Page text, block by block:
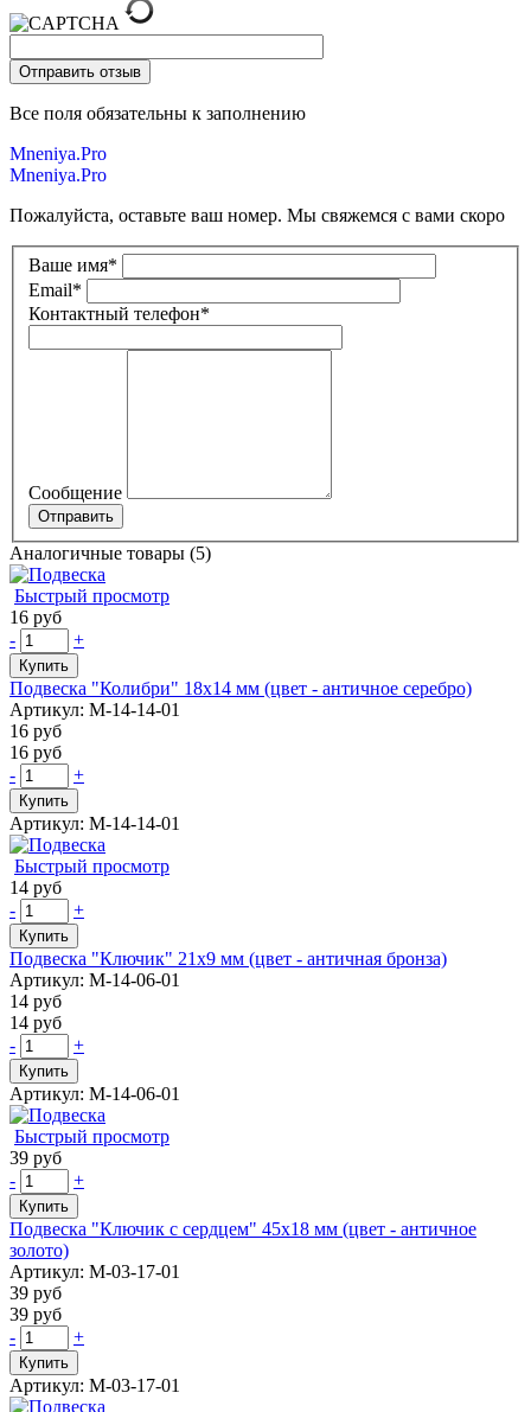
Все поля обязательны к заполнению
Mneniya.Pro
Mneniya.Pro
Пожалуйста, оставьте ваш номер. Мы свяжемся с вами скоро
Ваше имя*
Email*
Контактный телефон*
Сообщение
Аналогичные товары (5)
Быстрый просмотр
16 руб
-
+
Купить
Подвеска "Колибри" 18х14 мм (цвет - античное серебро)
Артикул: М-14-14-01
16 руб
16 руб
-
+
Купить
Артикул: М-14-14-01
Быстрый просмотр
14 руб
-
+
Купить
Подвеска "Ключик" 21х9 мм (цвет - античная бронза)
Артикул: М-14-06-01
14 руб
14 руб
-
+
Купить
Артикул: М-14-06-01
Быстрый просмотр
39 руб
-
+
Купить
Подвеска "Ключик с сердцем" 45х18 мм (цвет - античное
золото)
Артикул: М-03-17-01
39 руб
39 руб
-
+
Купить
Артикул: М-03-17-01